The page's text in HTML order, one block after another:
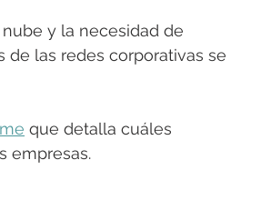
y la necesidad de
las redes corporativas se
que detalla cuáles
empresas.